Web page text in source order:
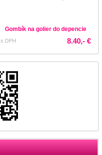
Gombík na golier do depencie
s DPH 8.40,- €